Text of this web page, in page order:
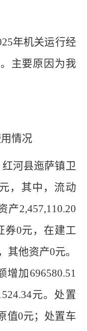
年机关运行经
主要原因为我
情况
红河县迤萨镇卫
元，其中，流动
产2,457,110.20
券0元，在建工
其他资产0元。
增加696580.51
元。处置
值0元；处置车